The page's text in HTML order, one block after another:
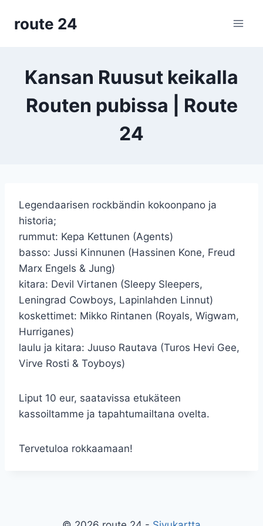
sisältöön
route 24
Kansan Ruusut keikalla
Routen pubissa | Route
24
Legendaarisen rockbändin kokoonpano ja
historia;
rummut: Kepa Kettunen (Agents)
basso: Jussi Kinnunen (Hassinen Kone, Freud
Marx Engels & Jung)
kitara: Devil Virtanen (Sleepy Sleepers,
Leningrad Cowboys, Lapinlahden Linnut)
koskettimet: Mikko Rintanen (Royals, Wigwam,
Hurriganes)
laulu ja kitara: Juuso Rautava (Turos Hevi Gee,
Virve Rosti & Toyboys)
Liput 10 eur, saatavissa etukäteen
kassoiltamme ja tapahtumailtana ovelta.
Tervetuloa rokkaamaan!